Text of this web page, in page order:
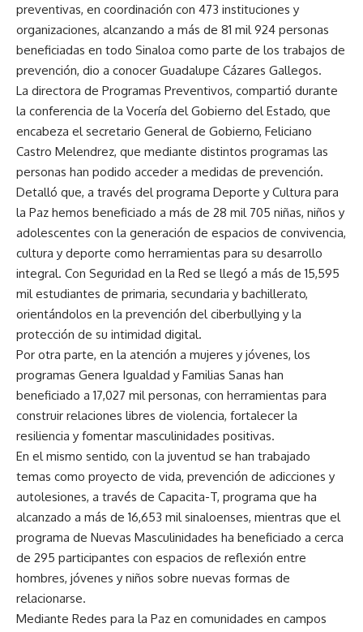
preventivas, en coordinación con 473 instituciones y
organizaciones, alcanzando a más de 81 mil 924 personas
beneficiadas en todo Sinaloa como parte de los trabajos de
prevención, dio a conocer Guadalupe Cázares Gallegos.
La directora de Programas Preventivos, compartió durante
la conferencia de la Vocería del Gobierno del Estado, que
encabeza el secretario General de Gobierno, Feliciano
Castro Melendrez, que mediante distintos programas las
personas han podido acceder a medidas de prevención.
Detalló que, a través del programa Deporte y Cultura para
la Paz hemos beneficiado a más de 28 mil 705 niñas, niños y
adolescentes con la generación de espacios de convivencia,
cultura y deporte como herramientas para su desarrollo
integral. Con Seguridad en la Red se llegó a más de 15,595
mil estudiantes de primaria, secundaria y bachillerato,
orientándolos en la prevención del ciberbullying y la
protección de su intimidad digital.
Por otra parte, en la atención a mujeres y jóvenes, los
programas Genera Igualdad y Familias Sanas han
beneficiado a 17,027 mil personas, con herramientas para
construir relaciones libres de violencia, fortalecer la
resiliencia y fomentar masculinidades positivas.
En el mismo sentido, con la juventud se han trabajado
temas como proyecto de vida, prevención de adicciones y
autolesiones, a través de Capacita-T, programa que ha
alcanzado a más de 16,653 mil sinaloenses, mientras que el
programa de Nuevas Masculinidades ha beneficiado a cerca
de 295 participantes con espacios de reflexión entre
hombres, jóvenes y niños sobre nuevas formas de
relacionarse.
Mediante Redes para la Paz en comunidades en campos